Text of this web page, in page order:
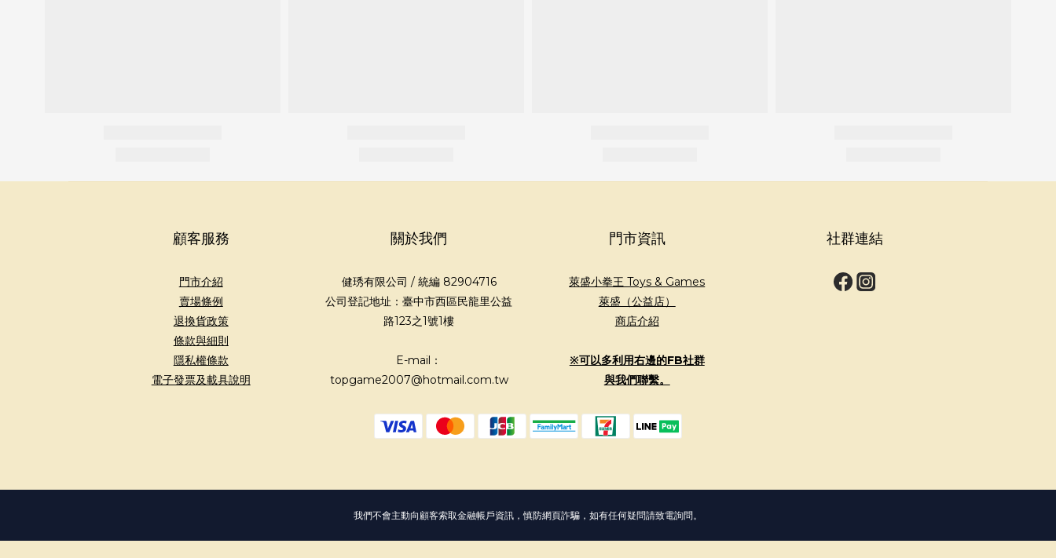
顧客服務
門市介紹
賣場條例
退換貨政策
條款與細則
隱私權條款
電子發票及載具說明
關於我們
健琇有限公司 / 統編 82904716
公司登記地址：臺中市西區民龍里公益
路123之1號1樓
E-mail：
topgame2007@hotmail.com.tw
門市資訊
萊盛小拳王 Toys & Games
萊盛（公益店）
商店介紹
※可以多利用右邊的FB社群
與我們聯繫。
社群連結
我們不會主動向顧客索取金融帳戶資訊，慎防網頁詐騙，如有任何疑問請致電詢問。